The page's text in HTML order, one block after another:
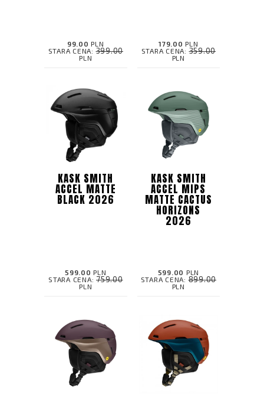
99.00 PLN
STARA CENA:399.00
PLN
179.00 PLN
STARA CENA:359.00
PLN
KASK SMITH
ACCEL MATTE
BLACK 2026
599.00 PLN
STARA CENA: 759.00
PLN
KASK SMITH
ACCEL MIPS
MATTE CACTUS
HORIZONS
2026
599.00 PLN
STARA CENA:899.00
PLN